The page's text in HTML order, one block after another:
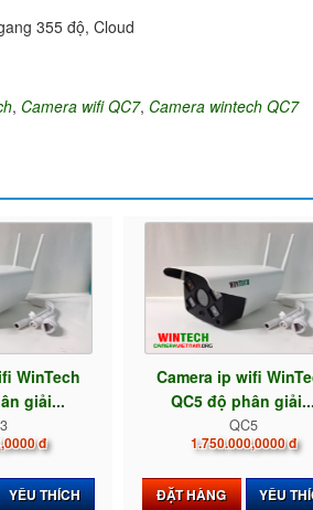
355 độ, Cloud
, Camera wifi QC7, Camera wintech QC7
WinTech
giải...
đ
YÊU THÍCH
Camera ip wifi
QC5 độ phân giải...
QC5
1.750.000,0000 đ
ĐẶT HÀNG YÊU